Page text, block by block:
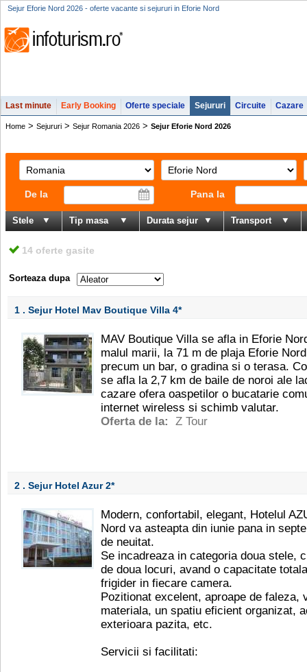
Sejur Eforie Nord 2026 - oferte vacante si sejururi in Eforie Nord
Last minute Early Booking Oferte speciale Sejururi Circuite Cazare
Home > Sejururi > Sejur Romania 2026 > Sejur Eforie Nord 2026
De la Pana la
Stele Tip masa Durata sejur Transport
14 oferte gasite
Sorteaza dupa
1 . Sejur Hotel Mav Boutique Villa 4*
MAV Boutique Villa se afla in Eforie
malul marii, la 71 m de plaja Eforie
precum un bar, o gradina si o terasa.
se afla la 2,7 km de baile de noroi ale
cazare ofera oaspetilor o bucatarie
internet wireless si schimb valutar.
Oferta de la:
Z Tour
2 . Sejur Hotel Azur2*
Modern, confortabil, elegant, Hotelul
Nord va asteapta din iunie pana in
de neuitat.
Se incadreaza in categoria doua stele,
de doua locuri, avand o capacitate
frigider in fiecare camera.
Pozitionat excelent, aproape de faleza,
materiala, un spatiu eficient organizat,
exterioara pazita, etc.
Servicii si facilitati: